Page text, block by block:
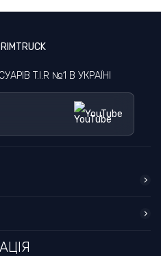
йдеться про зручність
Кожна деталь має
для кабіни. Вони
умови для
відпочинку
а також
простору, закривання
важливо не просто
їх функціональними,
і заорювалися при
T.I.R №1 В УКРАЇНІ
YouTube